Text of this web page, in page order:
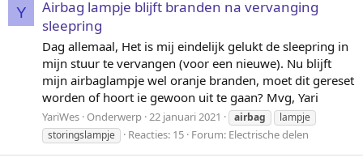
Y
Airbag lampje blijft branden na vervanging
sleepring
Dag allemaal, Het is mij eindelijk gelukt de sleepring in
mijn stuur te vervangen (voor een nieuwe). Nu blijft
mijn airbaglampje wel oranje branden, moet dit gereset
worden of hoort ie gewoon uit te gaan? Mvg, Yari
YariWes Onderwerp 22 januari 2021 airbag
lampje
storingslampje
Reacties: 15 Forum: Electrische delen